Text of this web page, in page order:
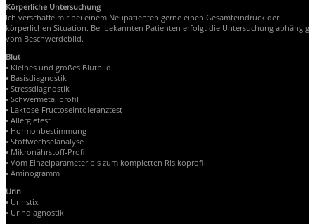
Körperliche Untersuchung
Ich verschaffe mir bei einem Neupatienten gerne einen Gesamteindruck der
körperlichen Situation. Bei bekannten Patienten erfolgt die Untersuchung abhängig
vom Beschwerdebild.
Blut
• Kleines und großes Blutbild
• Basisdiagnostik
• Stressdiagnostik
• Schwermetallprofil
• Laktose-Fructoseintoleranztest
• Allergietest
• Hormonbestimmung
• Stoffwechselanalyse
• Mikronährstoff-Profil
• Vom Einzelparameter bis zum kompletten Risikoprofil
• Aminogramm
Urin
• Urinstix
• Urindiagnostik